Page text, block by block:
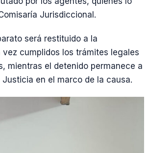
Jurisdiccional.
será restituido a la
vez cumplidos los trámites legales
mientras el detenido permanece a
en el marco de la causa.